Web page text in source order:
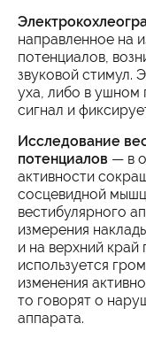
направленное на
потенциалов,
звуковой стимул.
уха, либо в ушном
сигнал и
Исследование
потенциалов — в
активности
сосцевидной
вестибулярного
измерения
и на верхний край
используется
изменения
то говорят о
аппарата.